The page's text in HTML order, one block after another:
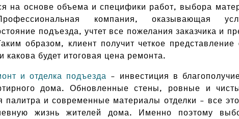
на основе объема и специфики работ, выбора
компания, оказывающая
подъезда, учтет все пожелания заказчика и
образом, клиент получит четкое
какова будет итоговая цена ремонта.
и отделка подъезда – инвестиция в
дома. Обновленные стены, ровные и
палитра и современные материалы отделки – все
жизнь жителей дома. Именно поэтому